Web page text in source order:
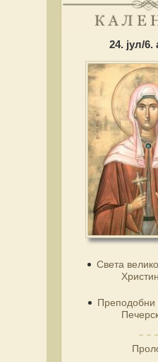
24. јул/6.
Света
Преподобни